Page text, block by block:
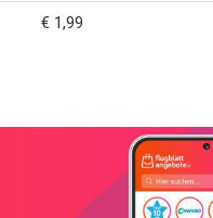
€ 1,99